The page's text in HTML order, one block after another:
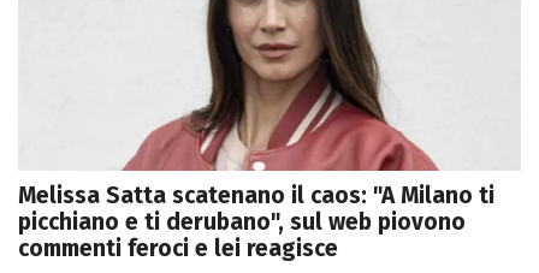
Melissa Satta scatenano il caos: "A Milano ti
picchiano e ti derubano", sul web piovono
commenti feroci e lei reagisce